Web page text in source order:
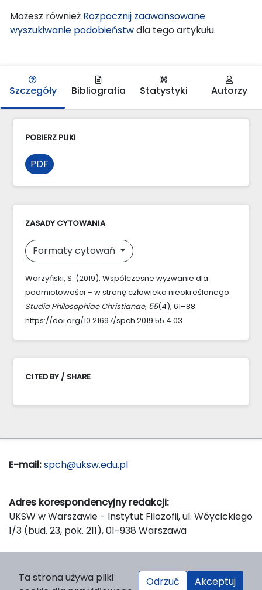
Możesz również Rozpocznij zaawansowane
wyszukiwanie podobieństwdla tego artykułu.
Szczegóły Bibliografia Statystyki Autorzy
POBIERZ PLIKI
PDF
ZASADY CYTOWANIA
Formaty cytowań
Warzyński, S. (2019). Współczesne wyzwanie dla
podmiotowości – w stronę człowieka nieokreślonego.
Studia Philosophiae Christianae, 55(4), 61–88.
https://doi.org/10.21697/spch.2019.55.4.03
CITED BY / SHARE
E-mail:spch@uksw.edu.pl
Adres korespondencyjny redakcji:
UKSW w Warszawie - Instytut Filozofii, ul. Wóycickiego
1/3 (bud. 23, pok. 211), 01-938 Warszawa
Wydawnictwo Naukowe UKSW, ul. Dewajtis 5, domek
Ta strona używa pliki
Odrzuć Akceptuj